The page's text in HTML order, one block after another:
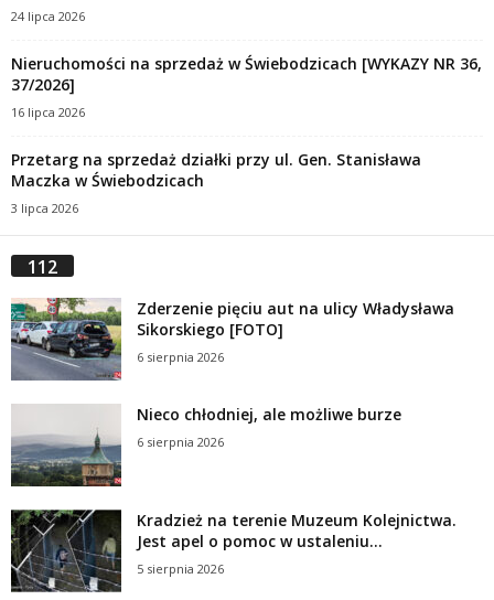
24 lipca 2026
Nieruchomości na sprzedaż w Świebodzicach [WYKAZY NR 36,
37/2026]
16 lipca 2026
Przetarg na sprzedaż działki przy ul. Gen. Stanisława
Maczka w Świebodzicach
3 lipca 2026
112
Zderzenie pięciu aut na ulicy Władysława
Sikorskiego [FOTO]
6 sierpnia 2026
Nieco chłodniej, ale możliwe burze
6 sierpnia 2026
Kradzież na terenie Muzeum Kolejnictwa.
Jest apel o pomoc w ustaleniu...
5 sierpnia 2026